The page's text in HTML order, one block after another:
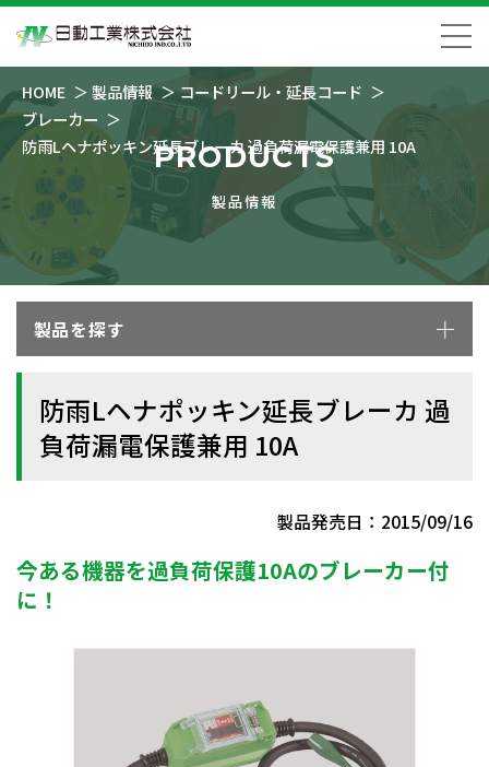
HOME 製品情報
コードリール・延長コード
ブレーカー
防雨Lヘナポッキン延長ブレーカ 過負荷漏電保護兼用 10A
PRODUCTS
製品情報
製品を探す
防雨Lヘナポッキン延長ブレーカ 過
負荷漏電保護兼用 10A
製品発売日：2015/09/16
今ある機器を過負荷保護10Aのブレーカー付
に！